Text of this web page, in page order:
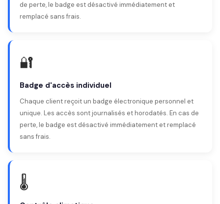
de perte, le badge est désactivé immédiatement et
remplacé sans frais.
🔐
Badge d'accès individuel
Chaque client reçoit un badge électronique personnel et
unique. Les accès sont journalisés et horodatés. En cas de
perte, le badge est désactivé immédiatement et remplacé
sans frais.
🌡️